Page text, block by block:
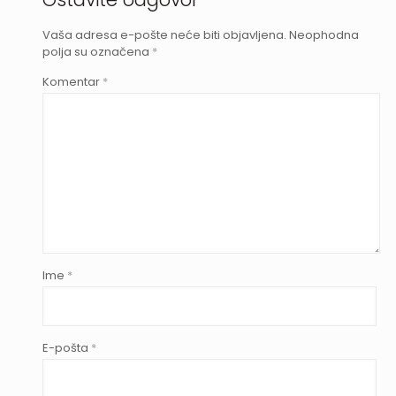
Vaša adresa e-pošte neće biti objavljena. Neophodna
polja su označena *
Komentar *
Ime *
E-pošta *